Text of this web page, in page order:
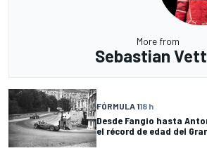
More from
Sebastian
FÓRMULA 118 h
Desde Fangio hasta
el récord de edad del